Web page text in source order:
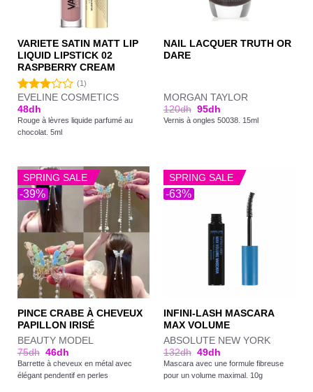
VARIETE SATIN MATT LIP
LIQUID LIPSTICK 02
RASPBERRY CREAM
Note
3.00
sur 5
(1)
EVELINE COSMETICS
48dh
Rouge à lèvres liquide parfumé au
chocolat. 5ml
NAIL LACQUER TRUTH OR
DARE
MORGAN TAYLOR
120dh 95dh
Vernis à ongles 50038. 15ml
-39%
SPRING SALE
PINCE CRABE À CHEVEUX
PAPILLON IRISÉ
BEAUTY MODEL
75dh 46dh
Barrette à cheveux en métal avec
élégant pendentif en perles
-63%
SPRING SALE
INFINI-LASH MASCARA
MAX VOLUME
ABSOLUTE NEW YORK
132dh 49dh
Mascara avec une formule fibreuse
pour un volume maximal. 10g